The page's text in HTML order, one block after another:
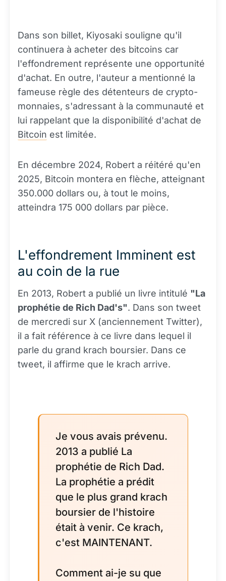
Dans son billet, Kiyosaki souligne qu'il
continuera à acheter des bitcoins car
l'effondrement représente une opportunité
d'achat. En outre, l'auteur a mentionné la
fameuse règle des détenteurs de crypto-
monnaies, s'adressant à la communauté et
lui rappelant que la disponibilité d'achat de
Bitcoin est limitée.
En décembre 2024, Robert a réitéré qu'en
2025, Bitcoin montera en flèche, atteignant
350.000 dollars ou, à tout le moins,
atteindra 175 000 dollars par pièce.
L'effondrement Imminent est
au coin de la rue
En 2013, Robert a publié un livre intitulé "La
prophétie de Rich Dad's". Dans son tweet
de mercredi sur X (anciennement Twitter),
il a fait référence à ce livre dans lequel il
parle du grand krach boursier. Dans ce
tweet, il affirme que le krach arrive.
Je vous avais prévenu.
2013 a publié La
prophétie de Rich Dad.
La prophétie a prédit
que le plus grand krach
boursier de l'histoire
était à venir. Ce krach,
c'est MAINTENANT.
Comment ai-je su que